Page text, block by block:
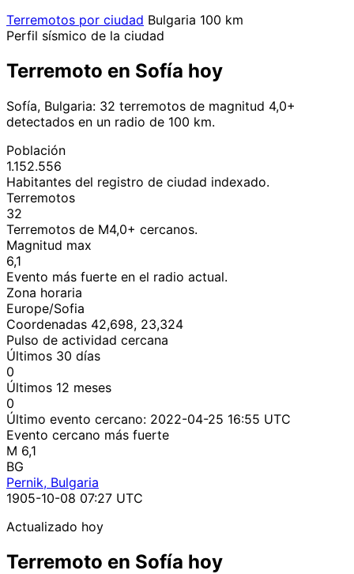
Terremotos por ciudad Bulgaria 100 km
Perfil sísmico de la ciudad
Terremoto en Sofía hoy
Sofía, Bulgaria: 32 terremotos de magnitud 4,0+
detectados en un radio de 100 km.
Población
1.152.556
Habitantes del registro de ciudad indexado.
Terremotos
32
Terremotos de M4,0+ cercanos.
Magnitud max
6,1
Evento más fuerte en el radio actual.
Zona horaria
Europe/Sofia
Coordenadas 42,698, 23,324
Pulso de actividad cercana
Últimos 30 días
0
Últimos 12 meses
0
Último evento cercano: 2022-04-25 16:55 UTC
Evento cercano más fuerte
M 6,1
BG
Pernik, Bulgaria
1905-10-08 07:27 UTC
Actualizado hoy
Terremoto en Sofía hoy